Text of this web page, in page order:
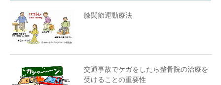
膝関節運動療法
交通事故でケガをしたら整骨院の治療を
受けることの重要性